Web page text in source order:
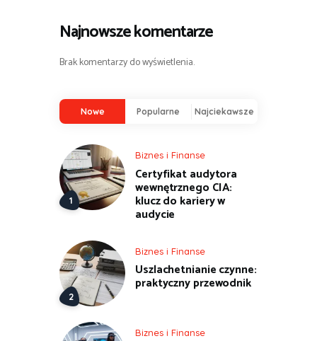
Najnowsze komentarze
Brak komentarzy do wyświetlenia.
Nowe Popularne Najciekawsze
Biznes i Finanse
Certyfikat audytora
wewnętrznego CIA:
klucz do kariery w
audycie
Biznes i Finanse
Uszlachetnianie czynne:
praktyczny przewodnik
Biznes i Finanse